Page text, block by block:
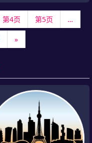
第4页 第5页 …
»